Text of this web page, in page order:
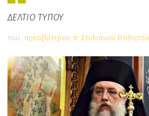
ΔΕΛΤΙΟ ΤΥΠΟΥ
του πρεσβύτερου π. Στυλιανού Ποθητού